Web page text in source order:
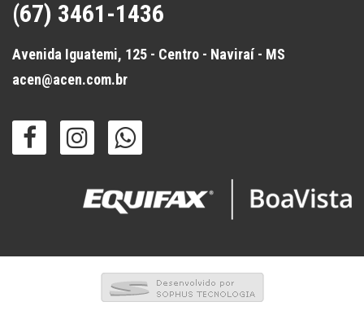
(67) 3461-1436
Avenida Iguatemi, 125 - Centro - Naviraí - MS
acen@acen.com.br